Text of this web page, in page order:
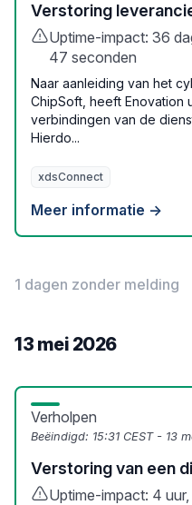
Verstoring
Uptime-impact: 36
47 seconden
Naar aanleiding van het
ChipSoft, heeft Enovation
verbindingen van de
Hierdo...
xdsConnect
Meer informatie →
1 dagen zonder melding
13 mei 2026
Verholpen
Beëindigd: 15:31 CEST - 13
Verstoring van een
Uptime-impact: 4